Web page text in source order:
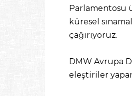
Parlamentosu
küresel
çağırıyoruz.
DMW Avrupa
eleştiriler